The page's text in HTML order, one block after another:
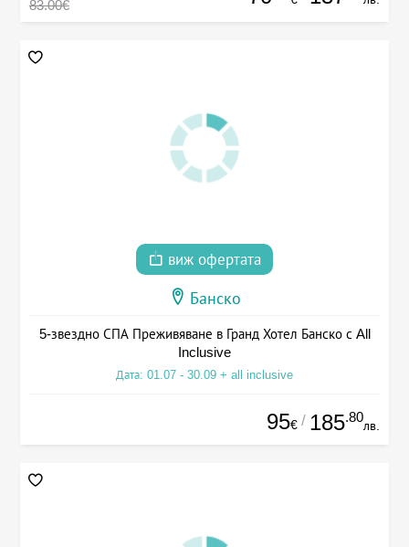
83.00€
виж офертата
Банско
5-звездно СПА Преживяване в Гранд Хотел Банско с All
Inclusive
Дата: 01.07 - 30.09 + all inclusive
95€ / 185.80
лв.